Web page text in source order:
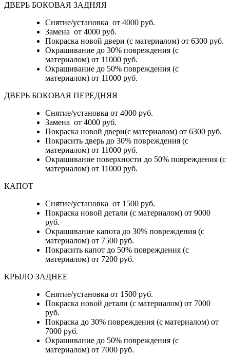
ДВЕРЬ БОКОВАЯ ЗАДНЯЯ
Снятие/установка от 4000 руб.
Замена от 4000 руб.
Покраска новой двери (с материалом) от 6300 руб.
Окрашивание до 30% повреждения (с
материалом) от 11000 руб.
Окрашивание до 50% повреждения (с
материалом) от 11000 руб.
ДВЕРЬ БОКОВАЯ ПЕРЕДНЯЯ
Снятие/установка от 4000 руб.
Замена от 4000 руб.
Покраска новой двери(с материалом) от 6300 руб.
Покрасить дверь до 30% повреждения (с
материалом) от 11000 руб.
Окрашивание поверхности до 50% повреждения (с
материалом) от 11000 руб.
КАПОТ
Снятие/установка от 1500 руб.
Покраска новой детали (с материалом) от 9000
руб.
Окрашивание капота до 30% повреждения (с
материалом) от 7500 руб.
Покрасить капот до 50% повреждения (с
материалом) от 7200 руб.
КРЫЛО ЗАДНЕЕ
Снятие/установка от 1500 руб.
Покраска новой детали (с материалом) от 7000
руб.
Покраска до 30% повреждения (с материалом) от
7000 руб.
Окрашивание до 50% повреждения (с
материалом) от 7000 руб.